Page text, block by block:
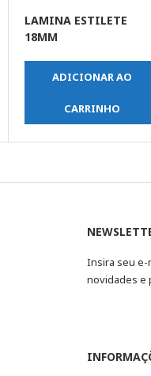
LAMINA ESTILETE
18MM
ADICIONAR AO
CARRINHO
Insira seu e-
novidades e